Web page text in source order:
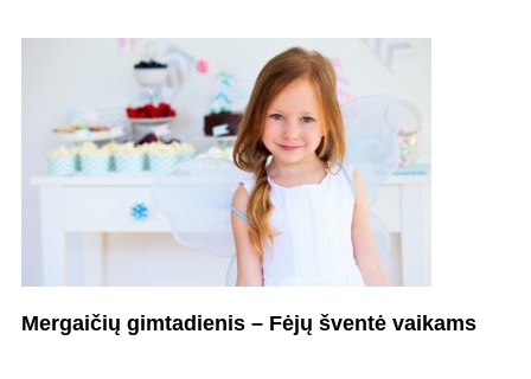
Mergaičių gimtadienis – Fėjų šventė vaikams